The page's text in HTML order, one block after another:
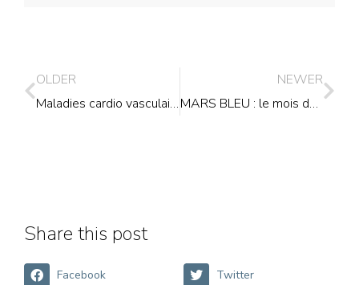
OLDER
Maladies cardio vasculaires : de quoi parle-t-on ?
NEWER
MARS BLEU : le mois du dépistage du cancer colo-rectal​
Share this post
Facebook Twitter